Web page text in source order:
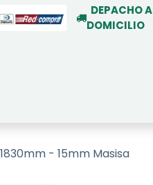
DEPACHO A
DOMICILIO
- 15mm Masisa